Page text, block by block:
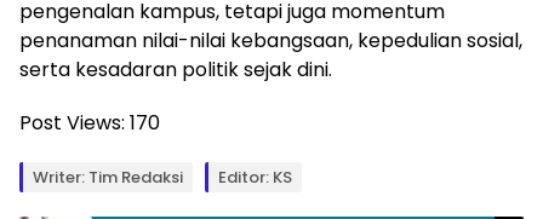
pengenalan kampus, tetapi juga momentum
penanaman nilai-nilai kebangsaan, kepedulian sosial,
serta kesadaran politik sejak dini.
Post Views: 170
Writer: Tim Redaksi Editor: KS